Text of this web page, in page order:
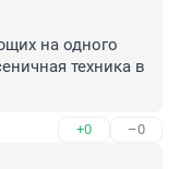
на одного
техника в
+0 –0